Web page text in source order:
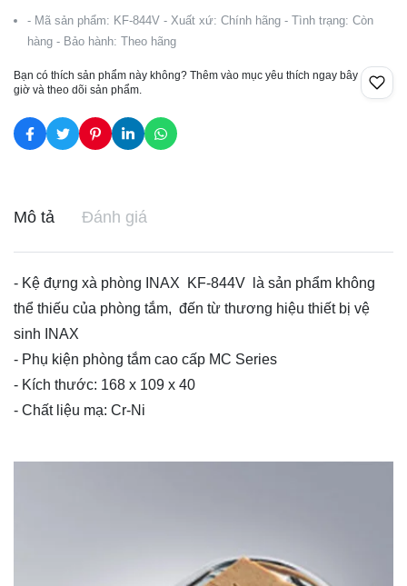
- Mã sản phẩm: KF-844V - Xuất xứ: Chính hãng - Tình trạng: Còn
hàng - Bảo hành: Theo hãng
Bạn có thích sản phẩm này không? Thêm vào mục yêu thích ngay bây
giờ và theo dõi sản phẩm.
Mô tả Đánh giá
- Kệ đựng xà phòng INAX KF-844V là sản phẩm không
thể thiếu của phòng tắm, đến từ thương hiệu thiết bị vệ
sinh INAX
- Phụ kiện phòng tắm cao cấp MC Series
- Kích thước: 168 x 109 x 40
- Chất liệu mạ: Cr-Ni